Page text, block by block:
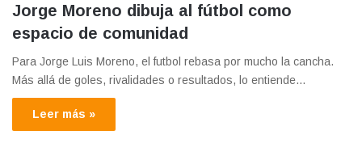
Jorge Moreno dibuja al fútbol como
espacio de comunidad
Para Jorge Luis Moreno, el futbol rebasa por mucho la cancha.
Más allá de goles, rivalidades o resultados, lo entiende…
Leer más »